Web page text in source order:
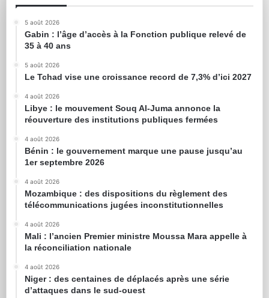
5 août 2026
Gabin : l’âge d’accès à la Fonction publique relevé de
35 à 40 ans
5 août 2026
Le Tchad vise une croissance record de 7,3% d’ici 2027
4 août 2026
Libye : le mouvement Souq Al-Juma annonce la
réouverture des institutions publiques fermées
4 août 2026
Bénin : le gouvernement marque une pause jusqu’au
1er septembre 2026
4 août 2026
Mozambique : des dispositions du règlement des
télécommunications jugées inconstitutionnelles
4 août 2026
Mali : l’ancien Premier ministre Moussa Mara appelle à
la réconciliation nationale
4 août 2026
Niger : des centaines de déplacés après une série
d’attaques dans le sud-ouest